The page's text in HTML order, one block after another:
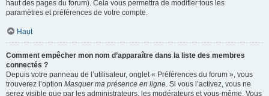
haut des pages du forum). Cela vous permettra de modifier tous les
paramètres et préférences de votre compte.
Haut
Comment empêcher mon nom d’apparaître dans la liste des membres
connectés ?
Depuis votre panneau de l’utilisateur, onglet « Préférences du forum », vous
trouverez l’option Masquer ma présence en ligne. Si vous l’activez, vous ne
serez visible que par les administrateurs, les modérateurs et vous-même. Vous